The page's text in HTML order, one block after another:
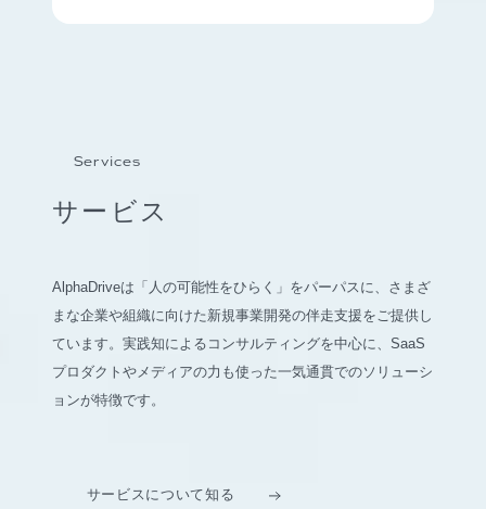
Services
サービス
AlphaDriveは「人の可能性をひらく」をパーパスに、さまざ
まな企業や組織に向けた新規事業開発の伴走支援をご提供し
ています。実践知によるコンサルティングを中心に、SaaS
プロダクトやメディアの力も使った一気通貫でのソリューシ
ョンが特徴です。
サービスについて知る